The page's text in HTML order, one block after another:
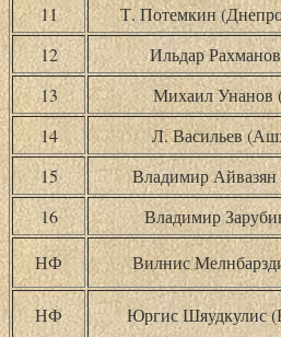
11
Т. Потемкин
12
Ильдар
13
Михаил Унанов
14
Л. Васильев
15
Владимир Айвазян
16
Владимир
НФ
Вилнис
НФ Юргис Шяудкулис